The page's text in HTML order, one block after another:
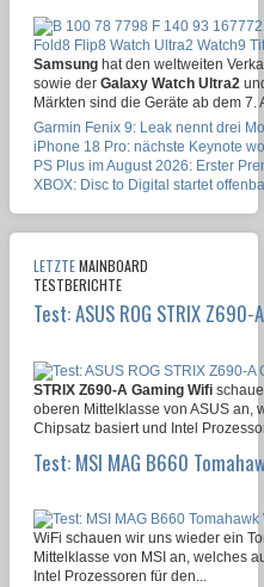
Samsung hat den weltweiten
sowie der Galaxy Watch Ultra2
Märkten sind die Geräte ab dem 7.
Garmin Fenix 9: Leak nennt drei
iPhone 18 Pro: nächste Keynote
PS Plus im August 2026: Erster
XBOX: Disc to Digital startet
LETZTEMAINBOARD
TESTBERICHTE
Test: ASUS ROG STRIX
STRIX Z690-A Gaming Wifi
oberen Mittelklasse von ASUS an,
Chipsatz basiert und Intel
Test: MSI MAG B660
WiFi schauen wir uns wieder ein
Mittelklasse von MSI an, welches
Intel Prozessoren für den...